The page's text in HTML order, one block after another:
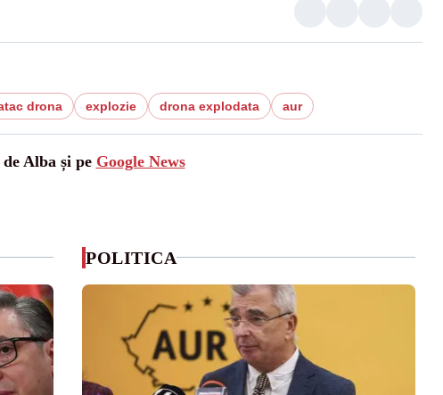
drona explozie drona explodata aur
Alba și pe Google News
POLITICA